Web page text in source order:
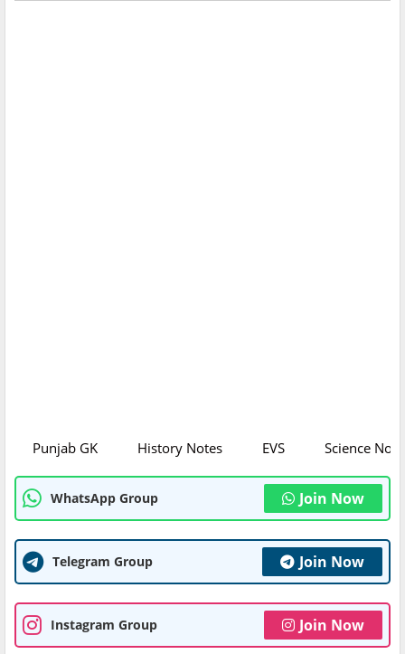
Punjab GK History Notes EVS Science
WhatsApp Group Join Now
Telegram Group Join Now
Instagram Group Join Now